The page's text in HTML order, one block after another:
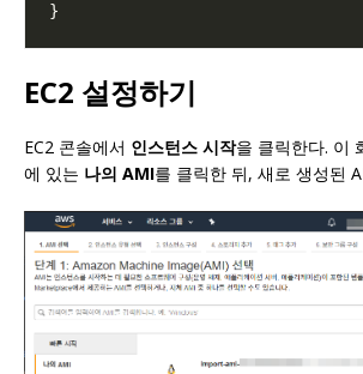
EC2 설정하기
EC2 콘솔에서 인스턴스 시작을 클릭한다. 이
에 있는 나의 AMI를 클릭한 뒤, 새로 생성된